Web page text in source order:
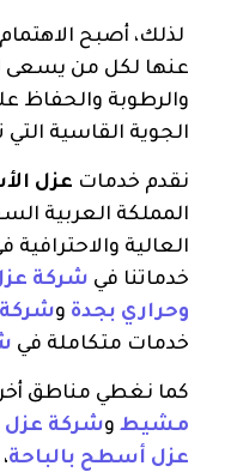
لذلك، أصبح
عنها لكل من يسعى
والرطوبة والحفاظ
الجوية القاسية
نقدم خدمات عزل
المملكة العربية
العالية
خدماتنا في شركة
وحراري بجدة وشركة
خدمات متكاملة في
كما نغطي مناطق
مشيط وشركة
عزل أسطح بالباحة